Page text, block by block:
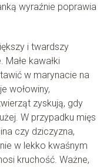
wyraźnie poprawia
i twardszy
Małe kawałki
w marynacie na
wołowiny,
zyskują, gdy
W przypadku mięs
czy dziczyzna,
w lekko kwaśnym
kruchość. Ważne,